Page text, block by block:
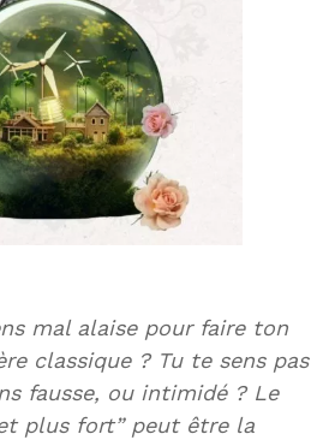
mal alaise pour faire ton
classique ? Tu te sens pas
fausse, ou intimidé ? Le
plus fort” peut être la